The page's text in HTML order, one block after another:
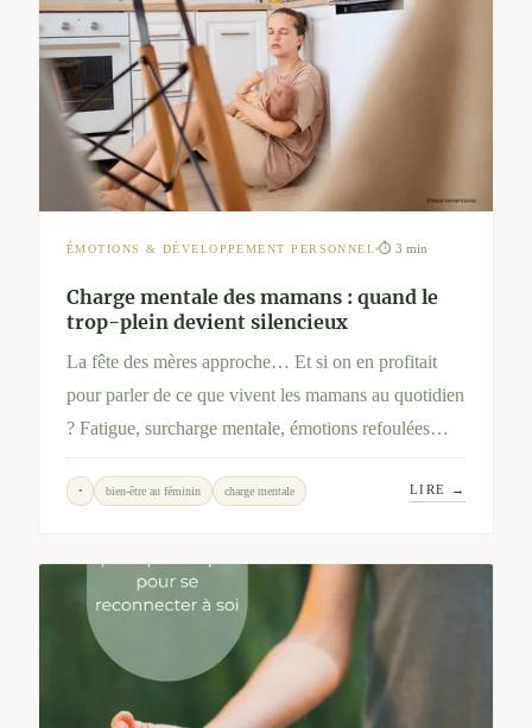
ÉMOTIONS & DÉVELOPPEMENT PERSONNEL ⏱ 3 min
Charge mentale des mamans : quand le
trop-plein devient silencieux
La fête des mères approche… Et si on en profitait
pour parler de ce que vivent les mamans au quotidien
? Fatigue, surcharge mentale, émotions refoulées…
Cet article ouvre un espace d’écoute et propose des
pistes douces pour se recentrer, en soi ou en famille.
• bien-être au féminin charge mentale LIRE →